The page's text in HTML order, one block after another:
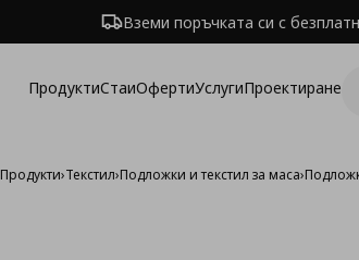
Вземи поръчката си с
ПродуктиСтаиОфертиУслугиПроектиране
Продукти›Текстил›Подложки и текстил за маса›